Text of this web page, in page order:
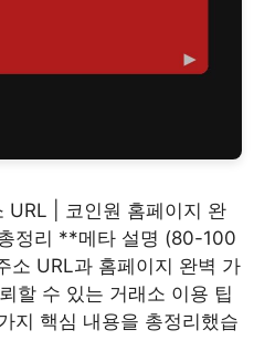
URL | 코인원 홈페이지 완
정리 **메타 설명 (80-100
소 URL과 홈페이지 완벽 가
할 수 있는 거래소 이용 팁
지 핵심 내용을 총정리했습